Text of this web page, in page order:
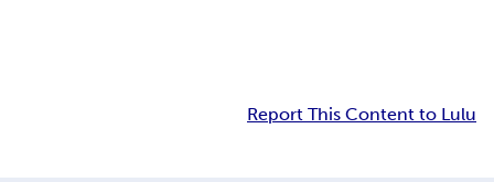
Report This Content to Lulu